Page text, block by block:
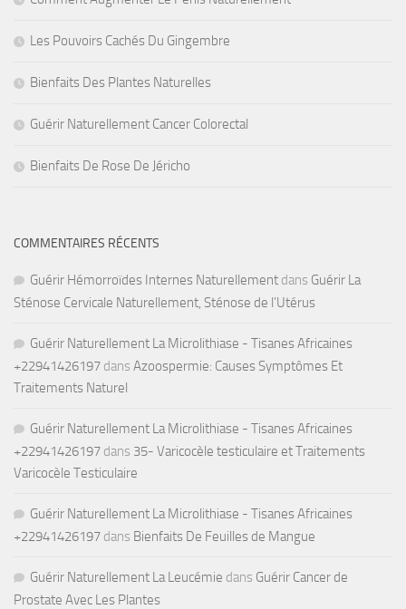
Les Pouvoirs Cachés Du Gingembre
Bienfaits Des Plantes Naturelles
Guérir Naturellement Cancer Colorectal
Bienfaits De Rose De Jéricho
COMMENTAIRES RÉCENTS
Guérir Hémorroïdes Internes Naturellement dans Guérir La
Sténose Cervicale Naturellement, Sténose de l’Utérus
Guérir Naturellement La Microlithiase - Tisanes Africaines
+22941426197 dans Azoospermie: Causes Symptômes Et
Traitements Naturel
Guérir Naturellement La Microlithiase - Tisanes Africaines
+22941426197 dans 35- Varicocèle testiculaire et Traitements
Varicocèle Testiculaire
Guérir Naturellement La Microlithiase - Tisanes Africaines
+22941426197 dans Bienfaits De Feuilles de Mangue
Guérir Naturellement La Leucémie dans Guérir Cancer de
Prostate Avec Les Plantes